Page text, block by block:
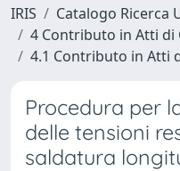
IRIS
Catalogo Ricerca
4 Contributo in Atti di
4.1 Contributo in Atti
Procedura per
delle tensioni
saldatura